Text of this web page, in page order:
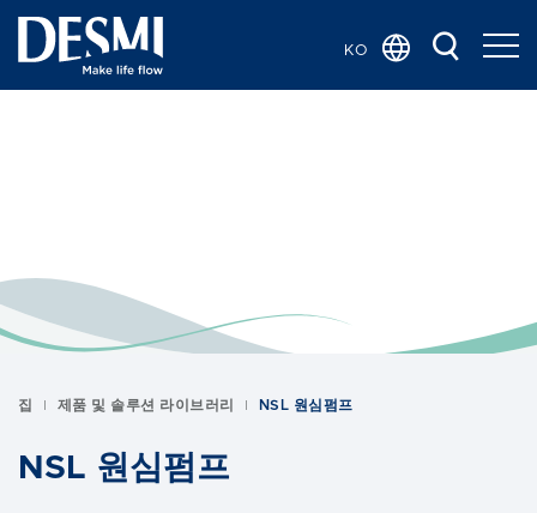
KO
Polish
집 제품 및 솔루션 라이브러리 NSL 원심펌프
NSL 원심펌프